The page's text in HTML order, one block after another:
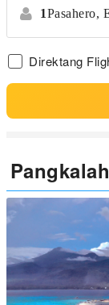
1Pasahero,
Direktang